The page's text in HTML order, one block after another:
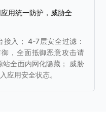
用统一防护，威胁全
入； 4-7层安全过滤：
，全面抵御恶意攻击请
全面内网化隐藏； 威胁
应用安全状态。